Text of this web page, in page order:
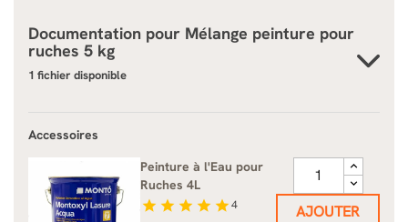
Documentation pour Mélange peinture pour
ruches 5 kg
1 fichier disponible
Accessoires
Peinture à l'Eau pour
Ruches 4L
star star star star star4 AJOUTER